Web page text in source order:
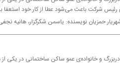
شركت باعث می‌شود عطا از كار خود استعفا
حمزیان نویسنده: یاسمن شكرگزار، هانیه
و خانواده‌ی عمو ساكن ساختمانی در یكی